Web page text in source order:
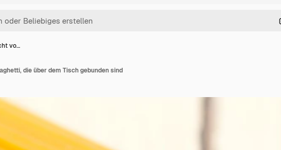
vo…
die über dem Tisch gebunden sind